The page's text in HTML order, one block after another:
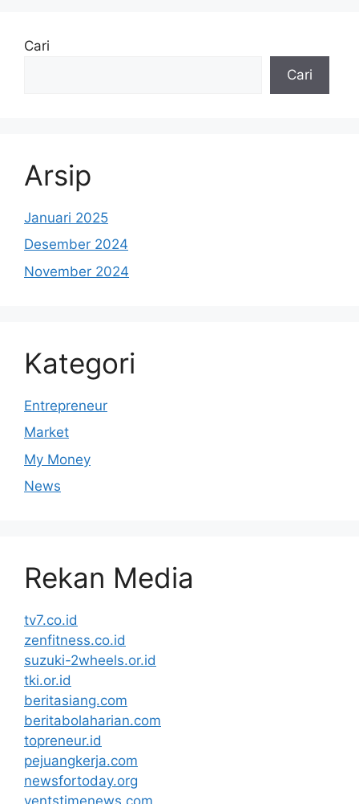
Cari
Cari
Arsip
Januari 2025
Desember 2024
November 2024
Kategori
Entrepreneur
Market
My Money
News
Rekan Media
tv7.co.id
zenfitness.co.id
suzuki-2wheels.or.id
tki.or.id
beritasiang.com
beritabolaharian.com
topreneur.id
pejuangkerja.com
newsfortoday.org